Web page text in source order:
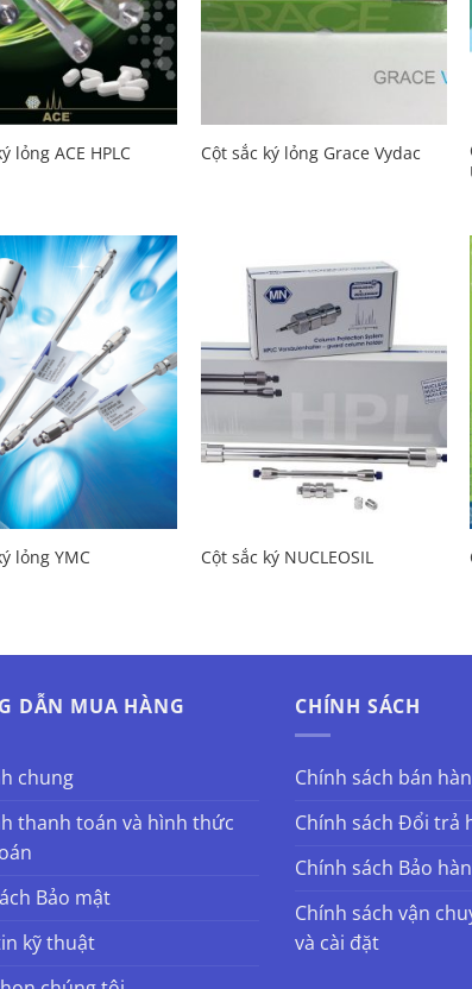
lỏng ACE HPLC Cột sắc ký lỏng Grace Vydac
Add to
Wishlist
lỏng YMC
Add to
Wishlist
Cột sắc ký NUCLEOSIL
DẪN MUA HÀNG
chung
thanh toán và hình thức
Bảo mật
kỹ thuật
CHÍNH SÁCH
Chính sách bán
Chính sách Đổi trả
Chính sách Bảo
Chính sách vận
và cài đặt